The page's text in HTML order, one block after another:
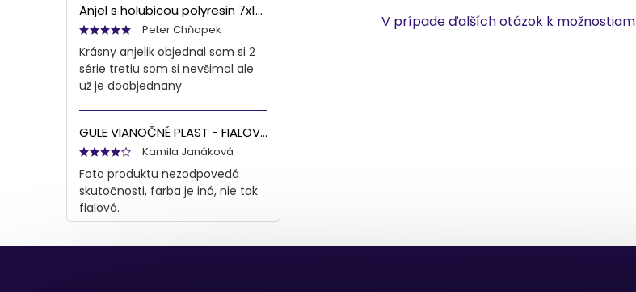
Anjel s holubicou polyresin 7x13x6 cm
Peter Chňapek
Krásny anjelik objednal som si 2
série tretiu som si nevšimol ale
už je doobjednany
GULE VIANOČNÉ PLAST - FIALOVÁ S/8 8CM
Kamila Janáková
Foto produktu nezodpovedá
skutočnosti, farba je iná, nie tak
fialová.
V prípade ďalších otázok k možnostiam